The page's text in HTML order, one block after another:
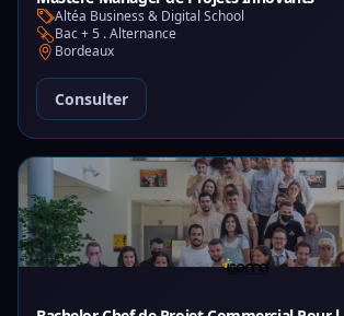
Altéa Business & Digital School
Bac + 5 . Alternance
Bordeaux
Consulter